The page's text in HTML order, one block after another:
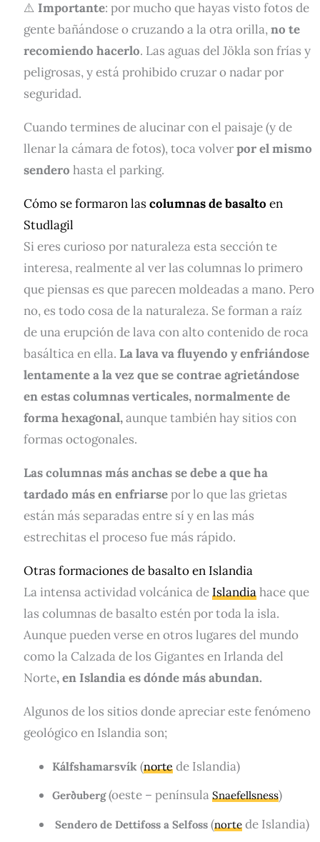
⚠️ Importante: por mucho que hayas visto fotos de
gente bañándose o cruzando a la otra orilla,no te
recomiendo hacerlo. Las aguas del Jökla son frías y
peligrosas, y está prohibido cruzar o nadar por
seguridad.
Cuando termines de alucinar con el paisaje (y de
llenar la cámara de fotos), toca volverpor el mismo
sendero hasta el parking.
Cómo se formaron lascolumnas de basalto en
Studlagil
Si eres curioso por naturaleza esta sección te
interesa, realmente al ver las columnas lo primero
que piensas es que parecen moldeadas a mano. Pero
no, es todo cosa de la naturaleza. Se forman a raíz
de una erupción de lava con alto contenido de roca
basáltica en ella. La lava va fluyendo y enfriándose
lentamente a la vez que se contrae agrietándose
en estas columnas verticales, normalmente de
forma hexagonal,aunque también hay sitios con
formas octogonales.
Las columnas más anchas se debe a que ha
tardado más en enfriarsepor lo que las grietas
están más separadas entre sí y en las más
estrechitas el proceso fue más rápido.
Otras formaciones de basalto en Islandia
La intensa actividad volcánica deIslandiahace que
las columnas de basalto estén por toda la isla.
Aunque pueden verse en otros lugares del mundo
como la Calzada de los Gigantes en Irlanda del
Norte, en Islandia es dónde más abundan.
Algunos de los sitios donde apreciar este fenómeno
geológico en Islandia son;
Kálfshamarsvík (nortede Islandia)
Gerðuberg(oeste – península Snaefellsness)
Sendero de Dettifoss a Selfoss (nortede Islandia)